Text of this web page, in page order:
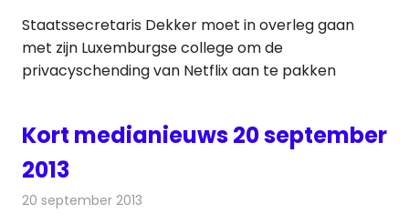
Staatssecretaris Dekker moet in overleg gaan
met zijn Luxemburgse college om de
privacyschending van Netflix aan te pakken
Kort medianieuws 20 september
2013
20 september 2013